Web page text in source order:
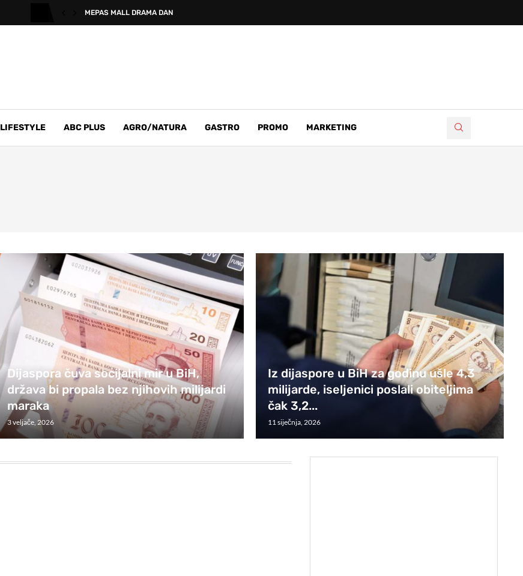
MEPAS MALL DRAMA DAN
LIFESTYLE ABC PLUS AGRO/NATURA GASTRO PROMO MARKETING
Dijaspora čuva socijalni mir u BiH,
država bi propala bez njihovih milijardi
maraka
3 veljače, 2026
Iz dijaspore u BiH za godinu ušle 4,3
milijarde, iseljenici poslali obiteljima
čak 3,2...
11 siječnja, 2026